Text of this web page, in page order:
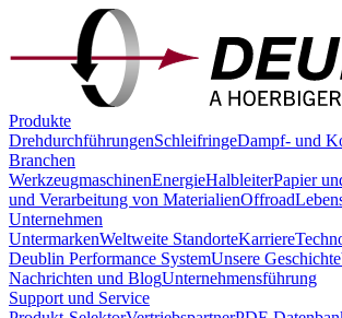
Produkte
DrehdurchführungenSchleifringeDampf- und
Branchen
WerkzeugmaschinenEnergieHalbleiterPapier
und Verarbeitung von MaterialienOffroad
Unternehmen
UntermarkenWeltweite StandorteKarriere
Deublin Performance SystemUnsere Geschichte
Nachrichten und BlogUnternehmensführung
Support und Service